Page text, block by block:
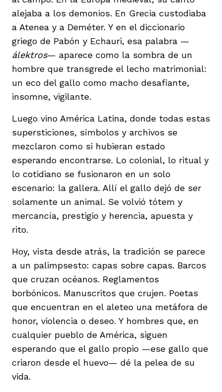
alejaba a los demonios. En Grecia custodiaba
a Atenea y a Deméter. Y en el diccionario
griego de Pabón y Echauri, esa palabra —
álektros— aparece como la sombra de un
hombre que transgrede el lecho matrimonial:
un eco del gallo como macho desafiante,
insomne, vigilante.
Luego vino América Latina, donde todas estas
supersticiones, símbolos y archivos se
mezclaron como si hubieran estado
esperando encontrarse. Lo colonial, lo ritual y
lo cotidiano se fusionaron en un solo
escenario: la gallera. Allí el gallo dejó de ser
solamente un animal. Se volvió tótem y
mercancía, prestigio y herencia, apuesta y
rito.
Hoy, vista desde atrás, la tradición se parece
a un palimpsesto: capas sobre capas. Barcos
que cruzan océanos. Reglamentos
borbónicos. Manuscritos que crujen. Poetas
que encuentran en el aleteo una metáfora de
honor, violencia o deseo. Y hombres que, en
cualquier pueblo de América, siguen
esperando que el gallo propio —ese gallo que
criaron desde el huevo— dé la pelea de su
vida.